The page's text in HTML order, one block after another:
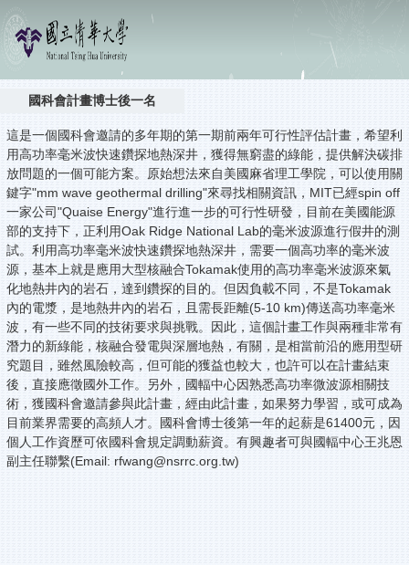
國科會計畫博士後一名
這是一個國科會邀請的多年期的第一期前兩年可行性評估計畫，希望利
用高功率毫米波快速鑽探地熱深井，獲得無窮盡的綠能，提供解決碳排
放問題的一個可能方案。原始想法來自美國麻省理工學院，可以使用關
鍵字"mm wave geothermal drilling"來尋找相關資訊，MIT已經spin off
一家公司"Quaise Energy"進行進一步的可行性研發，目前在美國能源
部的支持下，正利用Oak Ridge National Lab的毫米波源進行假井的測
試。利用高功率毫米波快速鑽探地熱深井，需要一個高功率的毫米波
源，基本上就是應用大型核融合Tokamak使用的高功率毫米波源來氣
化地熱井內的岩石，達到鑽探的目的。但因負載不同，不是Tokamak
內的電漿，是地熱井內的岩石，且需長距離(5-10 km)傳送高功率毫米
波，有一些不同的技術要求與挑戰。因此，這個計畫工作與兩種非常有
潛力的新綠能，核融合發電與深層地熱，有關，是相當前沿的應用型研
究題目，雖然風險較高，但可能的獲益也較大，也許可以在計畫結束
後，直接應徵國外工作。另外，國輻中心因熟悉高功率微波源相關技
術，獲國科會邀請參與此計畫，經由此計畫，如果努力學習，或可成為
目前業界需要的高頻人才。國科會博士後第一年的起薪是61400元，因
個人工作資歷可依國科會規定調動薪資。有興趣者可與國輻中心王兆恩
副主任聯繫(Email: rfwang@nsrrc.org.tw)